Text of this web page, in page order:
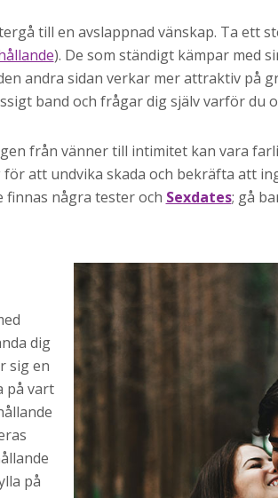
till en avslappnad vänskap. Ta ett
). De som ständigt kämpar med
andra sidan verkar mer attraktiv på
band och frågar dig själv varför du
från vänner till intimitet kan vara
att undvika skada och bekräfta att
finnas några tester och Sexdates; gå
dig
sig en
på vart
på